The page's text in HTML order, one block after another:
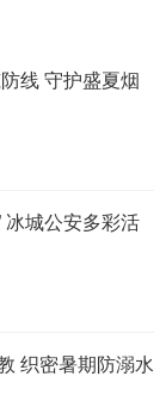
线 守护盛夏烟
冰城公安多彩活
织密暑期防溺水